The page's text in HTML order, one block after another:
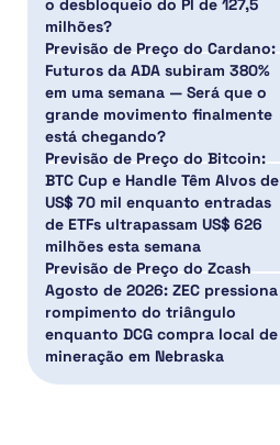
o desbloqueio do PI de 127,5
milhões?
Previsão de Preço do Cardano:
Futuros da ADA subiram 380%
em uma semana — Será que o
grande movimento finalmente
está chegando?
Previsão de Preço do Bitcoin:
BTC Cup e Handle Têm Alvos de
US$ 70 mil enquanto entradas
de ETFs ultrapassam US$ 626
milhões esta semana
Previsão de Preço do Zcash
Agosto de 2026: ZEC pressiona
rompimento do triângulo
enquanto DCG compra local de
mineração em Nebraska